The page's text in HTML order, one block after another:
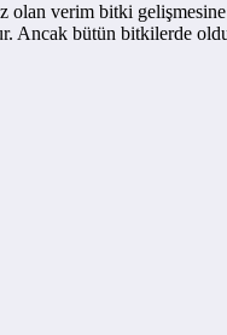
verim bitki
Ancak bütün bitkilerde